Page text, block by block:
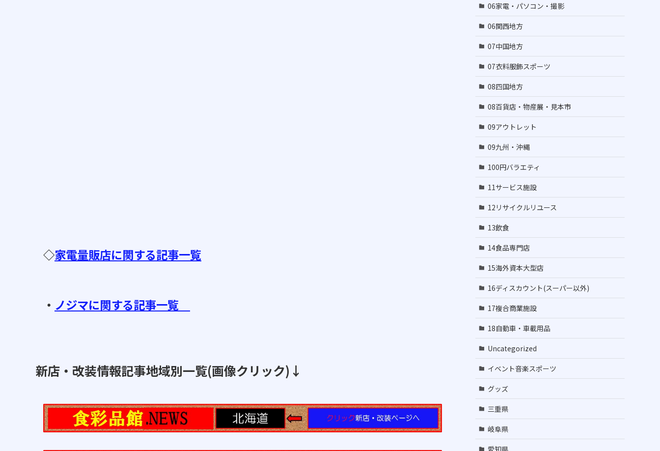
◇家電量販店に関する記事一覧
・ ノジマに関する記事一覧
新店・改装情報記事地域別一覧(画像クリック)↓
06家電・パソコン・撮影
06関西地方
07中国地方
07衣料服飾スポーツ
08四国地方
08百貨店・物産展・見本市
09アウトレット
09九州・沖縄
100円バラエティ
11サービス施設
12リサイクルリユース
13飲食
14食品専門店
15海外資本大型店
16ディスカウント(スーパー以外)
17複合商業施設
18自動車・車載用品
Uncategorized
イベント音楽スポーツ
グッズ
三重県
岐阜県
愛知県